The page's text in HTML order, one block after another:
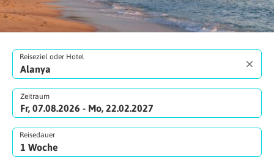
Reiseziel oder Hotel
Zeitraum
Fr, 07.08.2026 - Mo, 22.02.2027
Reisedauer